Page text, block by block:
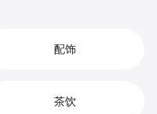
配饰
茶饮